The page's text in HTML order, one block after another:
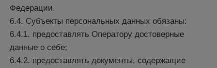
Федерации.
6.4. Субъекты персональных данных обязаны:
6.4.1. предоставлять Оператору достоверные
данные о себе;
6.4.2. предоставлять документы, содержащие